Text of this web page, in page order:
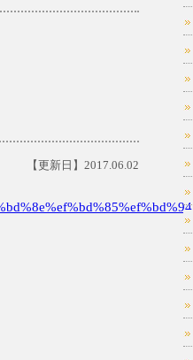
【更新日】2017.06.02